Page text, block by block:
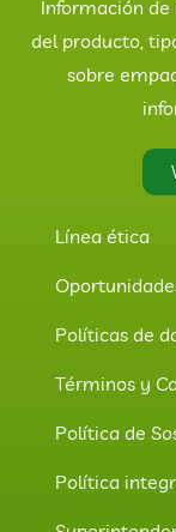
Información
del producto,
sobre
Línea ética
Políticas de
Términos y
Política de
Política